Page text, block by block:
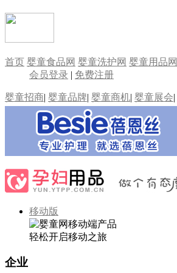
首页 婴童食品网 婴童洗护网 婴童用品网
会员登录 | 免费注册
婴童招商| 婴童品牌| 婴童商机| 婴童展会|
移动版
轻松开启移动之旅
企业